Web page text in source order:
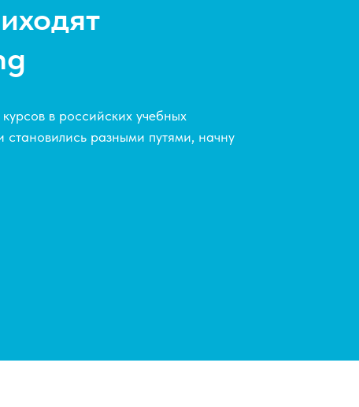
в российских учебных
становились разными путями, начну